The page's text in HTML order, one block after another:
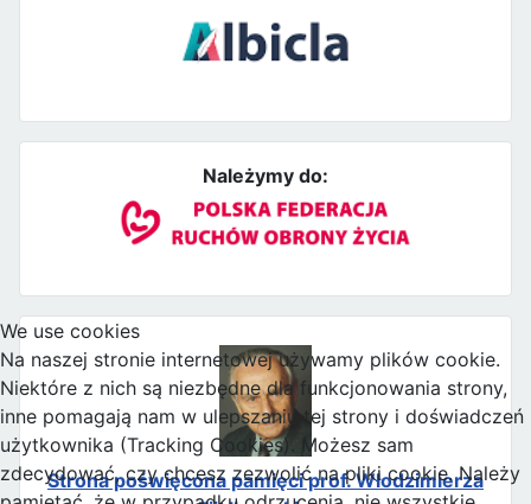
Należymy do:
Strona poświęcona pamięci prof. Włodzimierza
We use cookies
Na naszej stronie internetowej używamy plików cookie.
Niektóre z nich są niezbędne dla funkcjonowania strony,
inne pomagają nam w ulepszaniu tej strony i doświadczeń
użytkownika (Tracking Cookies). Możesz sam
zdecydować, czy chcesz zezwolić na pliki cookie. Należy